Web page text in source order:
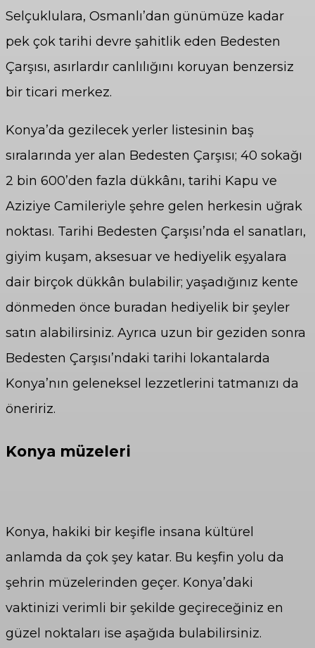
Selçuklulara, Osmanlı’dan günümüze kadar
pek çok tarihi devre şahitlik eden Bedesten
Çarşısı, asırlardır canlılığını koruyan benzersiz
bir ticari merkez.
Konya’da gezilecek yerler listesinin baş
sıralarında yer alan Bedesten Çarşısı; 40 sokağı
2 bin 600’den fazla dükkânı, tarihi Kapu ve
Aziziye Camileriyle şehre gelen herkesin uğrak
noktası. Tarihi Bedesten Çarşısı’nda el sanatları,
giyim kuşam, aksesuar ve hediyelik eşyalara
dair birçok dükkân bulabilir; yaşadığınız kente
dönmeden önce buradan hediyelik bir şeyler
satın alabilirsiniz. Ayrıca uzun bir geziden sonra
Bedesten Çarşısı’ndaki tarihi lokantalarda
Konya’nın geleneksel lezzetlerini tatmanızı da
öneririz.
Konya müzeleri
Konya, hakiki bir keşifle insana kültürel
anlamda da çok şey katar. Bu keşfin yolu da
şehrin müzelerinden geçer. Konya’daki
vaktinizi verimli bir şekilde geçireceğiniz en
güzel noktaları ise aşağıda bulabilirsiniz.